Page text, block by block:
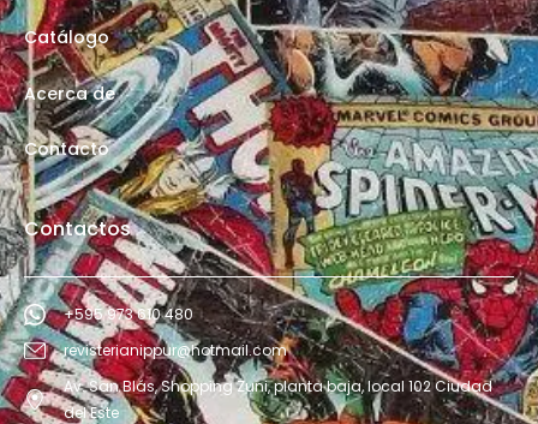
Catálogo
Acerca de
Contacto
Contactos
+595 973 610 480
revisterianippur@hotmail.com
Av. San Blás, Shopping Zuni, planta baja, local 102 Ciudad
del Este